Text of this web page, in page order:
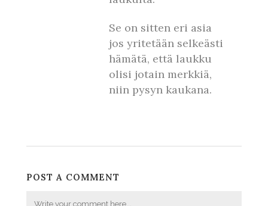
Se on sitten eri asia
jos yritetään selkeästi
hämätä, että laukku
olisi jotain merkkiä,
niin pysyn kaukana.
POST A COMMENT